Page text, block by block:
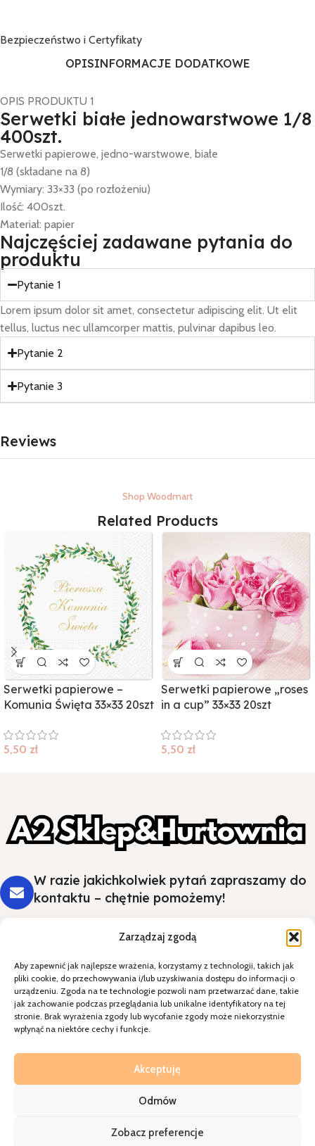
Zarządzaj zgodą
Aby zapewnić jak najlepsze wrażenia, korzystamy z technologii, takich jak
pliki cookie, do przechowywania i/lub uzyskiwania dostępu do informacji o
urządzeniu. Zgoda na te technologie pozwoli nam przetwarzać dane, takie
jak zachowanie podczas przeglądania lub unikalne identyfikatory na tej
stronie. Brak wyrażenia zgody lub wycofanie zgody może niekorzystnie
wpłynąć na niektóre cechy i funkcje.
Akceptuję
Odmów
Zobacz preferencje
Bezpieczeństwo i Certyfikaty
OPISINFORMACJE DODATKOWE
OPIS PRODUKTU 1
Serwetki białe jednowarstwowe 1/8
400szt.
Serwetki papierowe, jedno-warstwowe, białe
1/8 (składane na 8)
Wymiary: 33×33 (po rozłożeniu)
Ilość: 400szt.
Materiał: papier
Najczęściej zadawane pytania do
produktu
Pytanie 1
Lorem ipsum dolor sit amet, consectetur adipiscing elit. Ut elit
tellus, luctus nec ullamcorper mattis, pulvinar dapibus leo.
Pytanie 2
Pytanie 3
Reviews
Shop Woodmart
Related Products
Serwetki papierowe –
Komunia Święta 33×33 20szt
5,50 zł
Serwetki papierowe „roses
in a cup” 33×33 20szt
5,50 zł
W razie jakichkolwiek pytań zapraszamy do
kontaktu – chętnie pomożemy!
Styl i wygoda na Twoim stole - wybierz
jakość, która robi wrażenie.
Kategorie
2026Realziacja=